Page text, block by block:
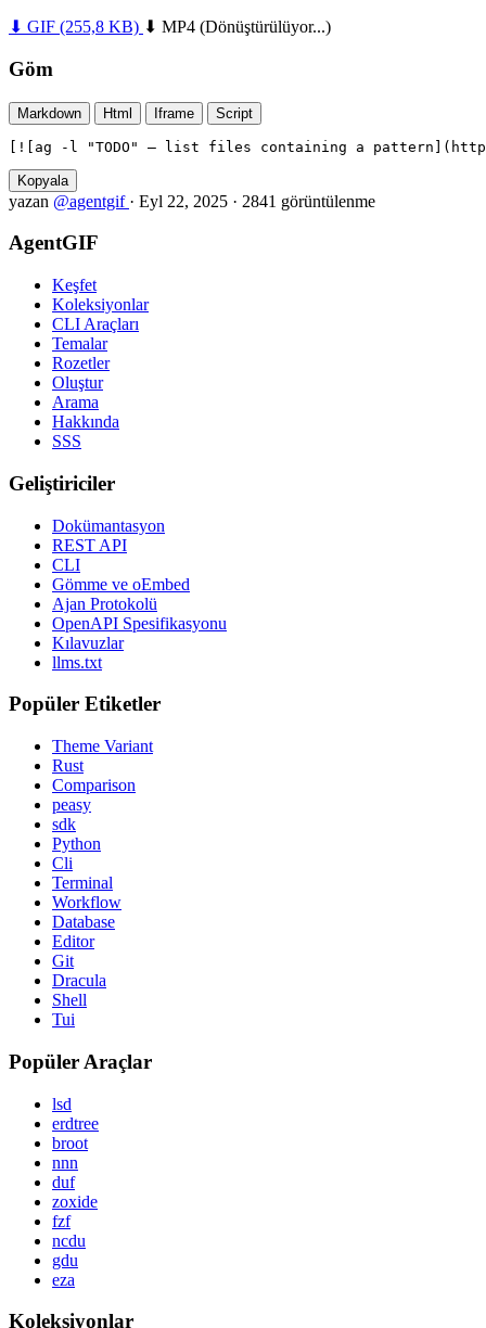
⬇ GIF (255,8 KB) ⬇ MP4 (Dönüştürülüyor...)
Göm
Markdown Html Iframe Script
[![ag -l "TODO" — list files containing a
Kopyala
yazan @agentgif · Eyl 22, 2025 · 2841 görüntülenme
AgentGIF
Keşfet
Koleksiyonlar
CLI Araçları
Temalar
Rozetler
Oluştur
Arama
Hakkında
SSS
Geliştiriciler
Dokümantasyon
REST API
CLI
Gömme ve oEmbed
Ajan Protokolü
OpenAPI Spesifikasyonu
Kılavuzlar
llms.txt
Popüler Etiketler
Theme Variant
Rust
Comparison
peasy
sdk
Python
Cli
Terminal
Workflow
Database
Editor
Git
Dracula
Shell
Tui
Popüler Araçlar
lsd
erdtree
broot
nnn
duf
zoxide
fzf
ncdu
gdu
eza
Koleksiyonlar